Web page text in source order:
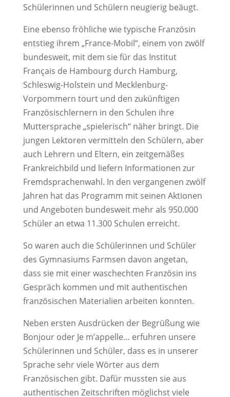
Schülerinnen und Schülern neugierig beäugt.
Eine ebenso fröhliche wie typische Französin
entstieg ihrem „France-Mobil“, einem von zwölf
bundesweit, mit dem sie für das Institut
Français de Hambourg durch Hamburg,
Schleswig-Holstein und Mecklenburg-
Vorpommern tourt und den zukünftigen
Französischlernern in den Schulen ihre
Muttersprache „spielerisch“ näher bringt. Die
jungen Lektoren vermitteln den Schülern, aber
auch Lehrern und Eltern, ein zeitgemäßes
Frankreichbild und liefern Informationen zur
Fremdsprachenwahl. In den vergangenen zwölf
Jahren hat das Programm mit seinen Aktionen
und Angeboten bundesweit mehr als 950.000
Schüler an etwa 11.300 Schulen erreicht.
So waren auch die Schülerinnen und Schüler
des Gymnasiums Farmsen davon angetan,
dass sie mit einer waschechten Französin ins
Gespräch kommen und mit authentischen
französischen Materialien arbeiten konnten.
Neben ersten Ausdrücken der Begrüßung wie
Bonjour oder Je m’appelle… erfuhren unsere
Schülerinnen und Schüler, dass es in unserer
Sprache sehr viele Wörter aus dem
Französischen gibt. Dafür mussten sie aus
authentischen Zeitschriften möglichst viele